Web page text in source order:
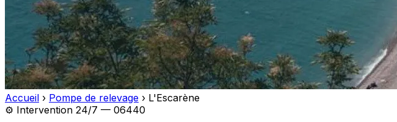
Accueil › Pompe de relevage › L'Escarène
⚙️ Intervention 24/7 — 06440